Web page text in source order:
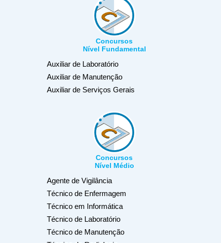
Concursos
Nível Fundamental
Auxiliar de Laboratório
Auxiliar de Manutenção
Auxiliar de Serviços Gerais
Concursos
Nível Médio
Agente de Vigilância
Técnico de Enfermagem
Técnico em Informática
Técnico de Laboratório
Técnico de Manutenção